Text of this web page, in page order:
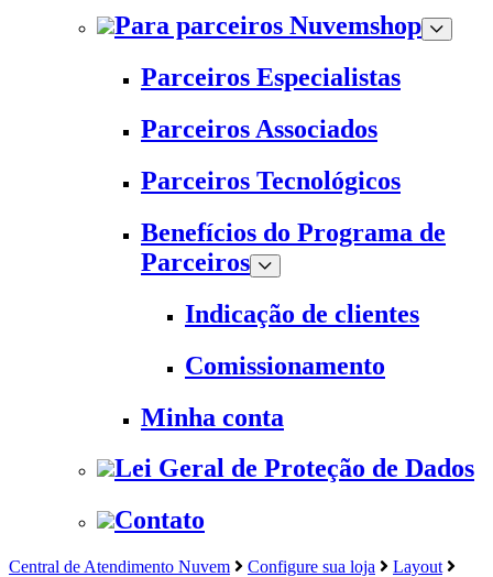
Para parceiros Nuvemshop
Parceiros Especialistas
Parceiros Associados
Parceiros Tecnológicos
Benefícios do Programa de
Parceiros
Indicação de clientes
Comissionamento
Minha conta
Lei Geral de Proteção de Dados
Contato
Central de Atendimento Nuvem Configure sua loja
Layout